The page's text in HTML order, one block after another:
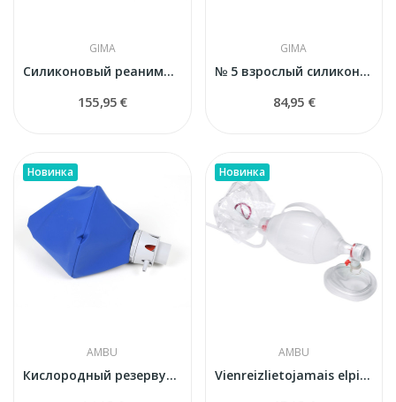
GIMA
Силиконовый реанимационный набор для взрослых...
155,95 €
GIMA
№ 5 взрослый силиконовый реанимационный мешок с...
84,95 €
Новинка
AMBU
Кислородный резервуар Ambu для взрослых (1500 мл)
Новинка
AMBU
Vienreizlietojamais elpināšanas maiss Ambu SPUR...